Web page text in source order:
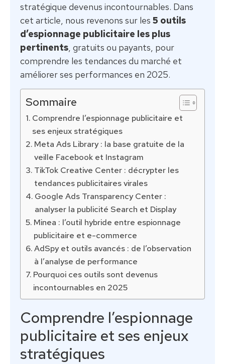
stratégique devenus incontournables. Dans
cet article, nous revenons sur les 5 outils
d’espionnage publicitaire les plus
pertinents, gratuits ou payants, pour
comprendre les tendances du marché et
améliorer ses performances en 2025.
Sommaire
Comprendre l’espionnage publicitaire et
ses enjeux stratégiques
Meta Ads Library : la base gratuite de la
veille Facebook et Instagram
TikTok Creative Center : décrypter les
tendances publicitaires virales
Google Ads Transparency Center :
analyser la publicité Search et Display
Minea : l’outil hybride entre espionnage
publicitaire et e-commerce
AdSpy et outils avancés : de l’observation
à l’analyse de performance
Pourquoi ces outils sont devenus
incontournables en 2025
Comprendre l’espionnage
publicitaire et ses enjeux
stratégiques